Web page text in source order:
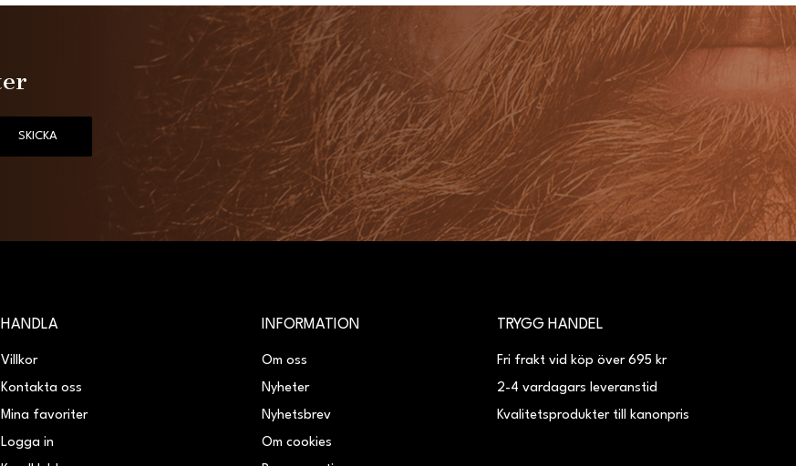
SKICKA
HANDLA
Villkor
Kontakta oss
Mina favoriter
Logga in
INFORMATION
Om oss
Nyheter
Nyhetsbrev
Om cookies
TRYGG HANDEL
Fri frakt vid köp över 695 kr
2-4 vardagars leveranstid
Kvalitetsprodukter till kanonpris